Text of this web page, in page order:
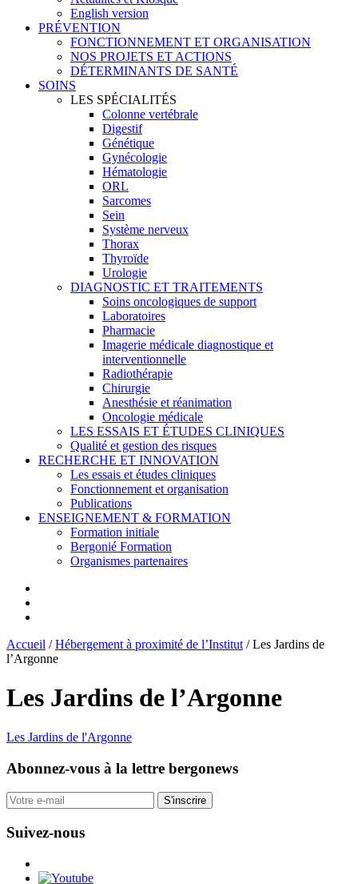
English version
PRÉVENTION
FONCTIONNEMENT ET ORGANISATION
NOS PROJETS ET ACTIONS
DÉTERMINANTS DE SANTÉ
SOINS
LES SPÉCIALITÉS
Colonne vertébrale
Digestif
Génétique
Gynécologie
Hématologie
ORL
Sarcomes
Sein
Système nerveux
Thorax
Thyroïde
Urologie
DIAGNOSTIC ET TRAITEMENTS
Soins oncologiques de support
Laboratoires
Pharmacie
Imagerie médicale diagnostique et
interventionnelle
Radiothérapie
Chirurgie
Anesthésie et réanimation
Oncologie médicale
LES ESSAIS ET ÉTUDES CLINIQUES
Qualité et gestion des risques
RECHERCHE ET INNOVATION
Les essais et études cliniques
Fonctionnement et organisation
Publications
ENSEIGNEMENT & FORMATION
Formation initiale
Bergonié Formation
Organismes partenaires
Accueil /Hébergement à proximité de l’Institut /Les Jardins de
l’Argonne
Les Jardins de l’Argonne
Les Jardins de l'Argonne
Abonnez-vous à la lettre bergonews
S'inscrire
Suivez-nous